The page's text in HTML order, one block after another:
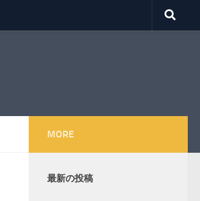
MORE
最新の投稿